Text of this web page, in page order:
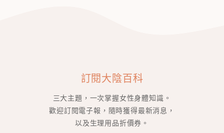
訂閱大陰百科
三大主題，一次掌握女性身體知識。
歡迎訂閱電子報，隨時獲得最新消息，
以及生理用品折價券。